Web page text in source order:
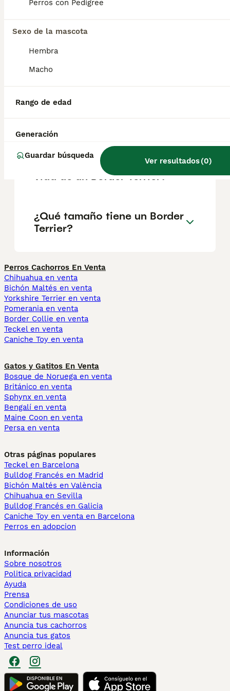
Perros con Pedigree
Sexo de la mascota
Hembra
Macho
Rango de edad
Generación
Guardar búsqueda
Ver resultados(0)
¿Cómo es el carácter de
¿Cuáles son las ventajas y
¿Cuál es la esperanza de
vida de un Border Terrier?
¿Qué tamaño tiene un Border
Terrier?
Perros Cachorros En Venta
Chihuahua en venta
Bichón Maltés en venta
Yorkshire Terrier en venta
Pomerania en venta
Border Collie en venta
Teckel en venta
Caniche Toy en venta
Gatos y Gatitos En Venta
Bosque de Noruega en venta
Británico en venta
Sphynx en venta
Bengalí en venta
Maine Coon en venta
Persa en venta
Otras páginas populares
Teckel en Barcelona
Bulldog Francés en Madrid
Bichón Maltés en València
Chihuahua en Sevilla
Bulldog Francés en Galicia
Caniche Toy en venta en Barcelona
Perros en adopcion
Información
Sobre nosotros
Politica privacidad
Ayuda
Prensa
Condiciones de uso
Anunciar tus mascotas
Anuncia tus cachorros
Anuncia tus gatos
Test perro ideal